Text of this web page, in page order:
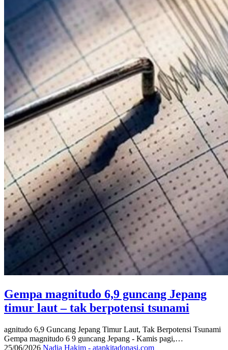
Gempa magnitudo 6,9 guncang Jepang
timur laut – tak berpotensi tsunami
agnitudo 6,9 Guncang Jepang Timur Laut, Tak Berpotensi Tsunami
Gempa magnitudo 6 9 guncang Jepang - Kamis pagi,…
25/06/2026 Nadia Hakim - atapkitadonasi.com